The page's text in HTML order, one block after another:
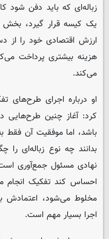
زباله‌ای که باید دفن شود
یک کیسه قرار گیرد، بخش
ارزش اقتصادی خود را از
هزینه بیشتری پرداخت
می‌کند.
او درباره اجرای طرح‌های
کرد: آغاز چنین طرح‌هایی
باشد، اما موفقیت آن فقط
بدانند چه نوع زباله‌ای
نهادی مسئول جمع‌آوری
احساس کند تفکیک انجام
مخلوط می‌شود، اعتمادش
اجرا بسیار مهم است.